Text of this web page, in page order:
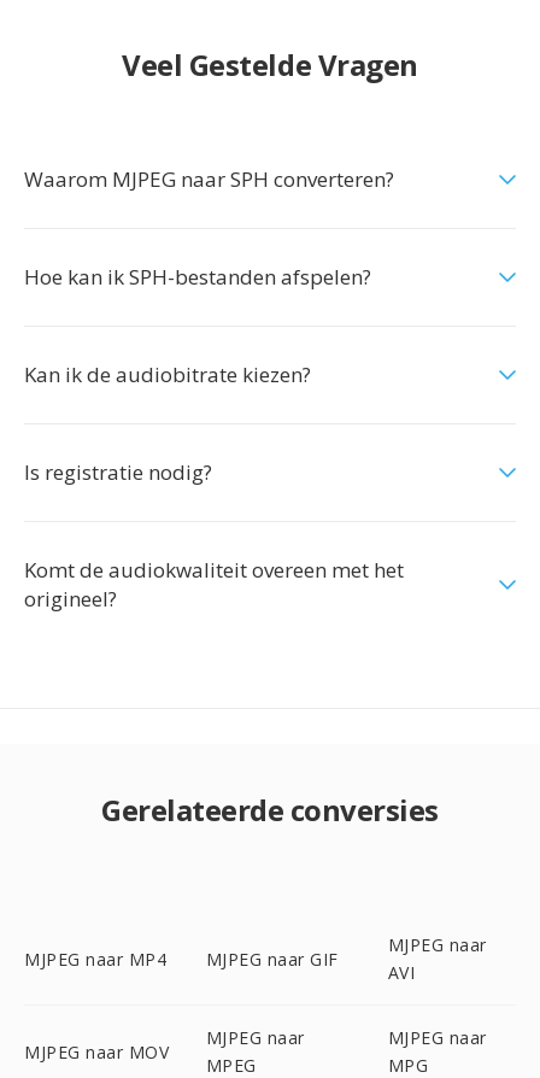
Veel Gestelde Vragen
Waarom MJPEG naar SPH converteren?
Hoe kan ik SPH-bestanden afspelen?
Kan ik de audiobitrate kiezen?
Is registratie nodig?
Komt de audiokwaliteit overeen met het
origineel?
Gerelateerde conversies
MJPEG naar MP4 MJPEG naar GIF
MJPEG naar
AVI
MJPEG naar MOV
MJPEG naar
MPEG
MJPEG naar
MPG